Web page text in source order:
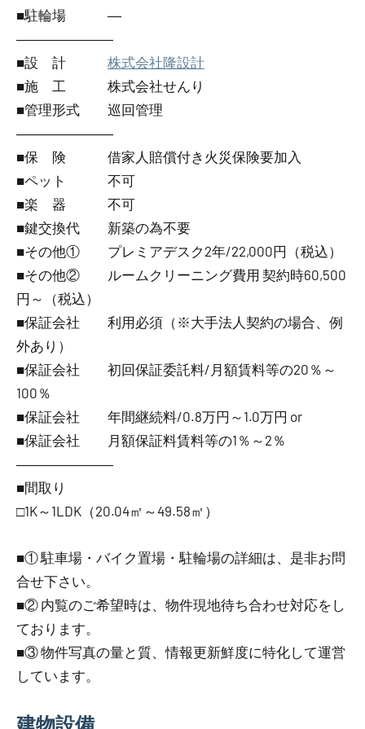
■駐輪場 ―
―――――――
■設 計 株式会社隆設計
■施 工 株式会社せんり
■管理形式 巡回管理
―――――――
■保 険 借家人賠償付き火災保険要加入
■ペット 不可
■楽 器 不可
■鍵交換代 新築の為不要
■その他① プレミアデスク2年/22,000円（税込）
■その他② ルームクリーニング費用 契約時60,500
円～（税込）
■保証会社 利用必須（※大手法人契約の場合、例
外あり）
■保証会社 初回保証委託料/月額賃料等の20％～
100％
■保証会社 年間継続料/0.8万円～1.0万円 or
■保証会社 月額保証料賃料等の1％～2％
―――――――
■間取り
□1K～1LDK（20.04㎡～49.58㎡）
■① 駐車場・バイク置場・駐輪場の詳細は、是非お問
合せ下さい。
■② 内覧のご希望時は、物件現地待ち合わせ対応をし
ております。
■③ 物件写真の量と質、情報更新鮮度に特化して運営
しています。
建物設備